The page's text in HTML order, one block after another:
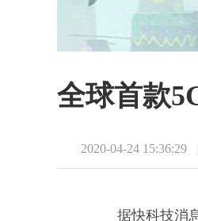
全球首款
2020-04-24 15:36:29
据快科技消